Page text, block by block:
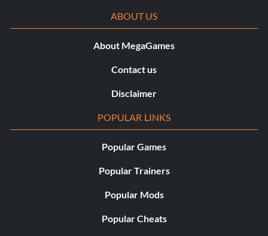
ABOUT US
About MegaGames
Contact us
Disclaimer
POPULAR LINKS
Popular Games
Popular Trainers
Popular Mods
Popular Cheats